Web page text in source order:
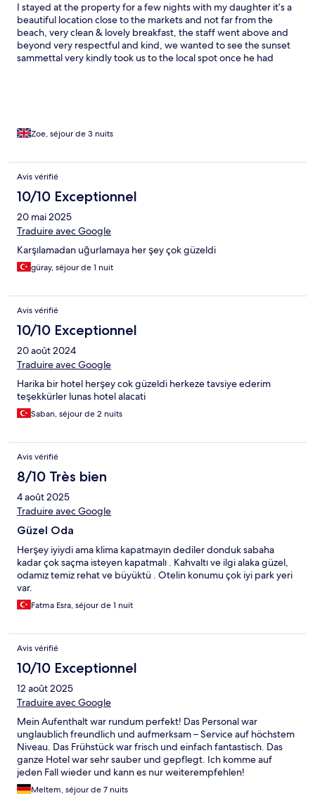
I stayed at the property for a few nights with my daughter it’s a
beautiful location close to the markets and not far from the
beach, very clean & lovely breakfast, the staff went above and
beyond very respectful and kind, we wanted to see the sunset
sammettal very kindly took us to the local spot once he had
Zoe, séjour de 3 nuits
Avis vérifié
10/10 Exceptionnel
20 mai 2025
Traduire avec Google
Karşılamadan uğurlamaya her şey çok güzeldi
güray, séjour de 1 nuit
Avis vérifié
10/10 Exceptionnel
20 août 2024
Traduire avec Google
Harika bir hotel herşey cok güzeldi herkeze tavsiye ederim
teşekkürler lunas hotel alacati
Saban, séjour de 2 nuits
Avis vérifié
8/10 Très bien
4 août 2025
Traduire avec Google
Güzel Oda
Herşey iyiydi ama klima kapatmayın dediler donduk sabaha
kadar çok saçma isteyen kapatmalı . Kahvaltı ve ilgi alaka güzel,
odamız temiz rehat ve büyüktü . Otelin konumu çok iyi park yeri
var.
Fatma Esra, séjour de 1 nuit
Avis vérifié
10/10 Exceptionnel
12 août 2025
Traduire avec Google
Mein Aufenthalt war rundum perfekt! Das Personal war
unglaublich freundlich und aufmerksam – Service auf höchstem
Niveau. Das Frühstück war frisch und einfach fantastisch. Das
ganze Hotel war sehr sauber und gepflegt. Ich komme auf
jeden Fall wieder und kann es nur weiterempfehlen!
Meltem, séjour de 7 nuits